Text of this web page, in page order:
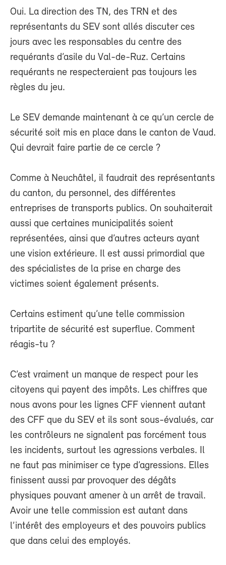
Oui. La direction des TN, des TRN et des
représentants du SEV sont allés discuter ces
jours avec les responsables du centre des
requérants d’asile du Val-de-Ruz. Certains
requérants ne respecteraient pas toujours les
règles du jeu.
Le SEV demande maintenant à ce qu’un cercle de
sécurité soit mis en place dans le canton de Vaud.
Qui devrait faire partie de ce cercle ?
Comme à Neuchâtel, il faudrait des représentants
du canton, du personnel, des différentes
entreprises de transports publics. On souhaiterait
aussi que certaines municipalités soient
représentées, ainsi que d’autres acteurs ayant
une vision extérieure. Il est aussi primordial que
des spécialistes de la prise en charge des
victimes soient également présents.
Certains estiment qu’une telle commission
tripartite de sécurité est superflue. Comment
réagis-tu ?
C’est vraiment un manque de respect pour les
citoyens qui payent des impôts. Les chiffres que
nous avons pour les lignes CFF viennent autant
des CFF que du SEV et ils sont sous-évalués, car
les contrôleurs ne signalent pas forcément tous
les incidents, surtout les agressions verbales. Il
ne faut pas minimiser ce type d’agressions. Elles
finissent aussi par provoquer des dégâts
physiques pouvant amener à un arrêt de travail.
Avoir une telle commission est autant dans
l’intérêt des employeurs et des pouvoirs publics
que dans celui des employés.